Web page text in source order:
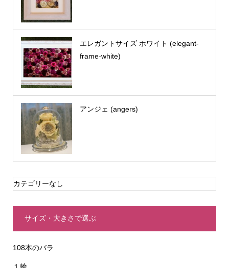
エレガントサイズ ホワイト (elegant-
frame-white)
アンジェ (angers)
カテゴリーなし
サイズ・大きさで選ぶ
108本のバラ